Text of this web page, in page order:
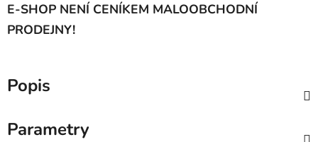
E-SHOP NENÍ CENÍKEM MALOOBCHODNÍ
PRODEJNY!
Popis
Parametry